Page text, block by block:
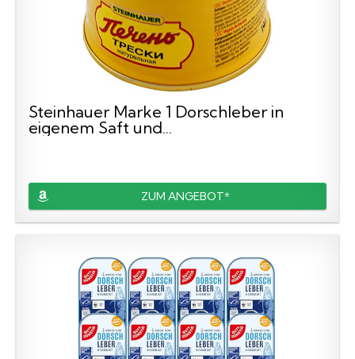
Steinhauer Marke 1 Dorschleber in
eigenem Saft und...
ZUM ANGEBOT*